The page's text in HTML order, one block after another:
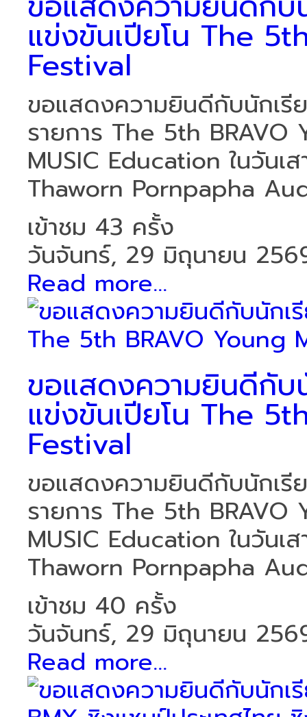
แข่งขันเปียโน The
Festival
ขอแสดงความยินดีกับนักเรี
รายการ The 5th
MUSIC Education ในวัน
Thaworn Pornpapha
เข้าชม 43 ครั้ง
วันจันทร์, 29 มิถุนายน
Read more...
ขอแสดงความยินดีกับ
แข่งขันเปียโน The
Festival
ขอแสดงความยินดีกับนักเรี
รายการ The 5th
MUSIC Education ในวัน
Thaworn Pornpapha
เข้าชม 40 ครั้ง
วันจันทร์, 29 มิถุนายน
Read more...